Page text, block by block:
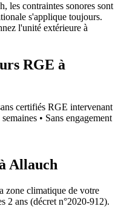
les contraintes sonores sont
s'applique toujours.
l'unité extérieure à
RGE à
certifiés RGE intervenant
semaines • Sans engagement
Allauch
zone climatique de votre
2 ans (décret n°2020-912).